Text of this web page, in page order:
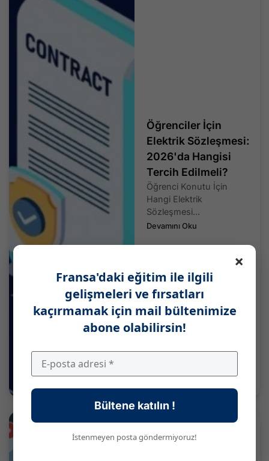
Öğrenciler İçin
Elektrik Sözleşmesi:
2026'da Hangisi
Tercih Edilmeli?
Öğrenci Konutu İçin
Hangi Elektrik
Sözleşmesi...
Devamını Oku
×
Fransa'daki eğitim ile ilgili
gelişmeleri ve fırsatları
kaçırmamak için mail bültenimize
abone olabilirsin!
Bültene katılın !
İstenmeyen posta göndermiyoruz!